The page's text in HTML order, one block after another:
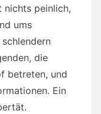
nichts peinlich,
ums
die
betreten, und
Ein